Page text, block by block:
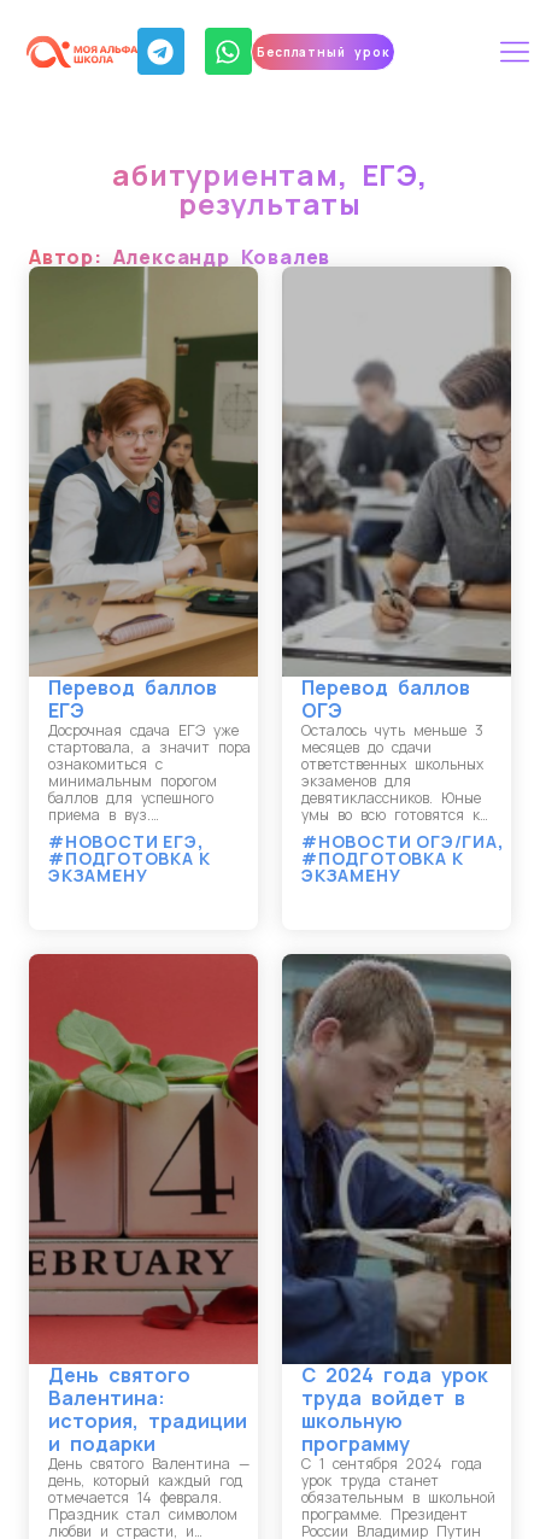
Бесплатный урок
абитуриентам, ЕГЭ,
результаты
Автор: Александр Ковалев
Перевод баллов
ЕГЭ
Досрочная сдача ЕГЭ уже
стартовала, а значит пора
ознакомиться с
минимальным порогом
баллов для успешного
приема в вуз.…
#НОВОСТИ ЕГЭ,
#ПОДГОТОВКА К
ЭКЗАМЕНУ
Перевод баллов
ОГЭ
Осталось чуть меньше 3
месяцев до сдачи
ответственных школьных
экзаменов для
девятиклассников. Юные
умы во всю готовятся к…
#НОВОСТИ ОГЭ/ГИА,
#ПОДГОТОВКА К
ЭКЗАМЕНУ
День святого
Валентина:
история, традиции
и подарки
День святого Валентина —
день, который каждый год
отмечается 14 февраля.
Праздник стал символом
любви и страсти, и…
С 2024 года урок
труда войдет в
школьную
программу
С 1 сентября 2024 года
урок труда станет
обязательным в школьной
программе. Президент
России Владимир Путин